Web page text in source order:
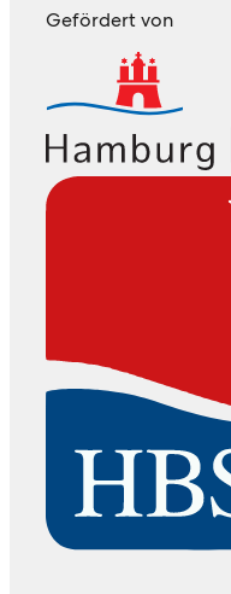
Gefördert von